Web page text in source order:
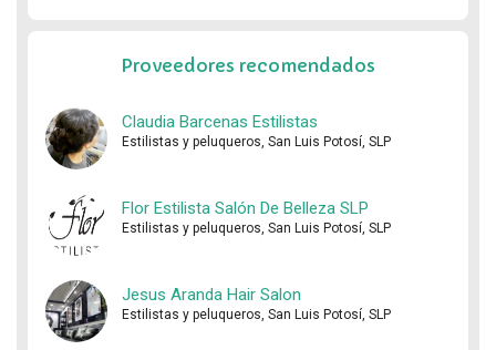
Proveedores recomendados
Claudia Barcenas Estilistas
Estilistas y peluqueros, San Luis Potosí, SLP
Flor Estilista Salón De Belleza SLP
Estilistas y peluqueros, San Luis Potosí, SLP
Jesus Aranda Hair Salon
Estilistas y peluqueros, San Luis Potosí, SLP